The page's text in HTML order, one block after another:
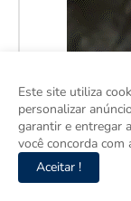
Este site utiliza
personalizar
garantir e entregar
você concorda
Aceitar !